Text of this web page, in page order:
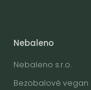
Nebaleno
Nebaleno s.r.o.
Bezobalové vegan